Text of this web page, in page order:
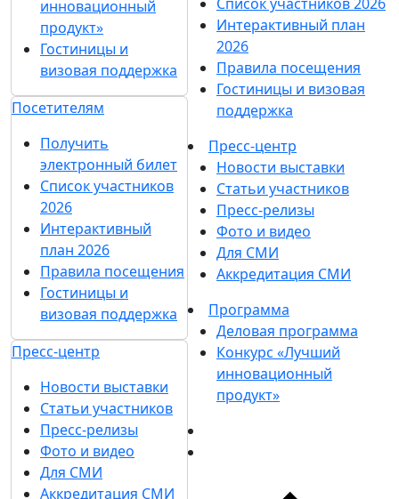
инновационный
продукт»
Гостиницы и
визовая поддержка
Посетителям
Получить
электронный билет
Список участников
2026
Интерактивный
план 2026
Правила посещения
Гостиницы и
визовая поддержка
Пресс-центр
Новости выставки
Статьи участников
Пресс-релизы
Фото и видео
Для СМИ
Аккредитация СМИ
Интерактивный план
2026
Правила посещения
Гостиницы и визовая
поддержка
Пресс-центр
Новости выставки
Статьи участников
Пресс-релизы
Фото и видео
Для СМИ
Аккредитация СМИ
Программа
Деловая программа
Конкурс «Лучший
инновационный
продукт»